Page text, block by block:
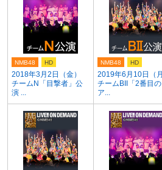
2018年3月2日（金）
チームN「目撃者」公
演 ...
NMB48 HD
2019年6月10日（月
チームBII「2番目
ア...
NMB48 HD